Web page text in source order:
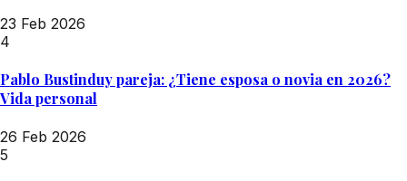
23 Feb 2026
4
Pablo Bustinduy pareja: ¿Tiene esposa o novia en 2026?
Vida personal
26 Feb 2026
5